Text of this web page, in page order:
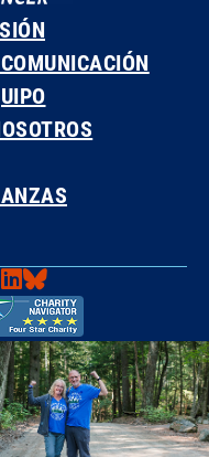
LinkedIn
Bluesky